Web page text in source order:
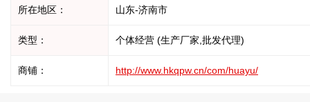
所在地区： 山东-济南市
类型： 个体经营 (生产厂家,批发代理)
商铺： http://www.hkqpw.cn/com/huayu/